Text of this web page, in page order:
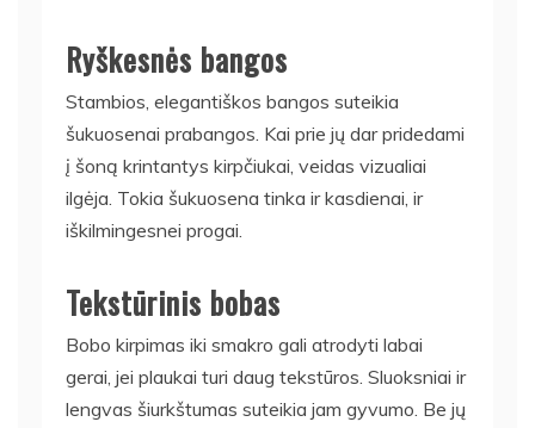
Ryškesnės bangos
Stambios, elegantiškos bangos suteikia
šukuosenai prabangos. Kai prie jų dar pridedami
į šoną krintantys kirpčiukai, veidas vizualiai
ilgėja. Tokia šukuosena tinka ir kasdienai, ir
iškilmingesnei progai.
Tekstūrinis bobas
Bobo kirpimas iki smakro gali atrodyti labai
gerai, jei plaukai turi daug tekstūros. Sluoksniai ir
lengvas šiurkštumas suteikia jam gyvumo. Be jų